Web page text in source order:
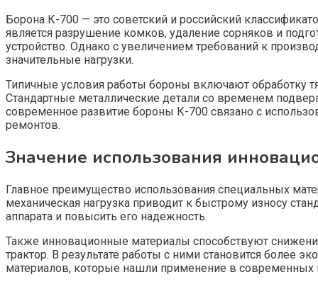
Борона К-700 — это советский и российский
является разрушение комков, удаление сорняков и
устройство. Однако с увеличением требований к
значительные нагрузки.
Типичные условия работы бороны включают обработку
Стандартные металлические детали со временем
современное развитие бороны К-700 связано с
ремонтов.
Значение использования
Главное преимущество использования специальных
механическая нагрузка приводит к быстрому износу
аппарата и повысить его надежность.
Также инновационные материалы способствуют
трактор. В результате работы с ними становится более
материалов, которые нашли применение в современных